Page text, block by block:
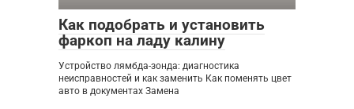
Как подобрать и установить
фаркоп на ладу калину
Устройство лямбда-зонда: диагностика
неисправностей и как заменить Как поменять цвет
авто в документах Замена